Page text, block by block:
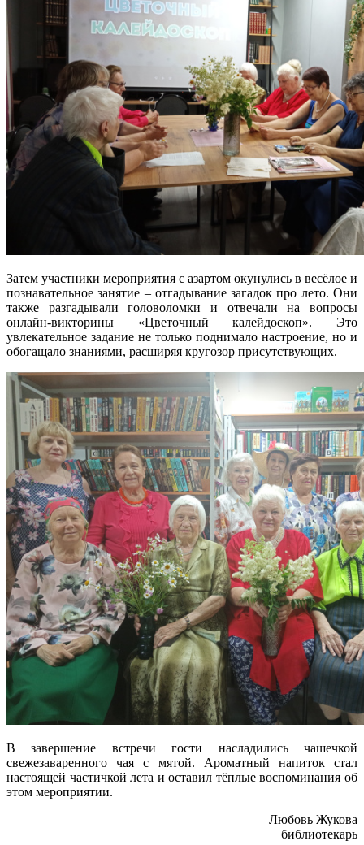
Затем участники мероприятия с азартом окунулись в весёлое и
познавательное занятие – отгадывание загадок про лето. Они
также разгадывали головоломки и отвечали на вопросы
онлайн-викторины «Цветочный калейдоскоп». Это
увлекательное задание не только поднимало настроение, но и
обогащало знаниями, расширяя кругозор присутствующих.
В завершение встречи гости насладились чашечкой
свежезаваренного чая с мятой. Ароматный напиток стал
настоящей частичкой лета и оставил тёплые воспоминания об
этом мероприятии.
Любовь Жукова
библиотекарь